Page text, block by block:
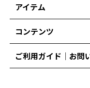
アイテム
コンテンツ
ご利用ガイド｜お問